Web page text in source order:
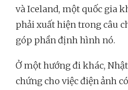
và Iceland, một quốc gia
phải xuất hiện trong câu
góp phần định hình nó.
Ở một hướng đi khác,
chứng cho việc điện ảnh